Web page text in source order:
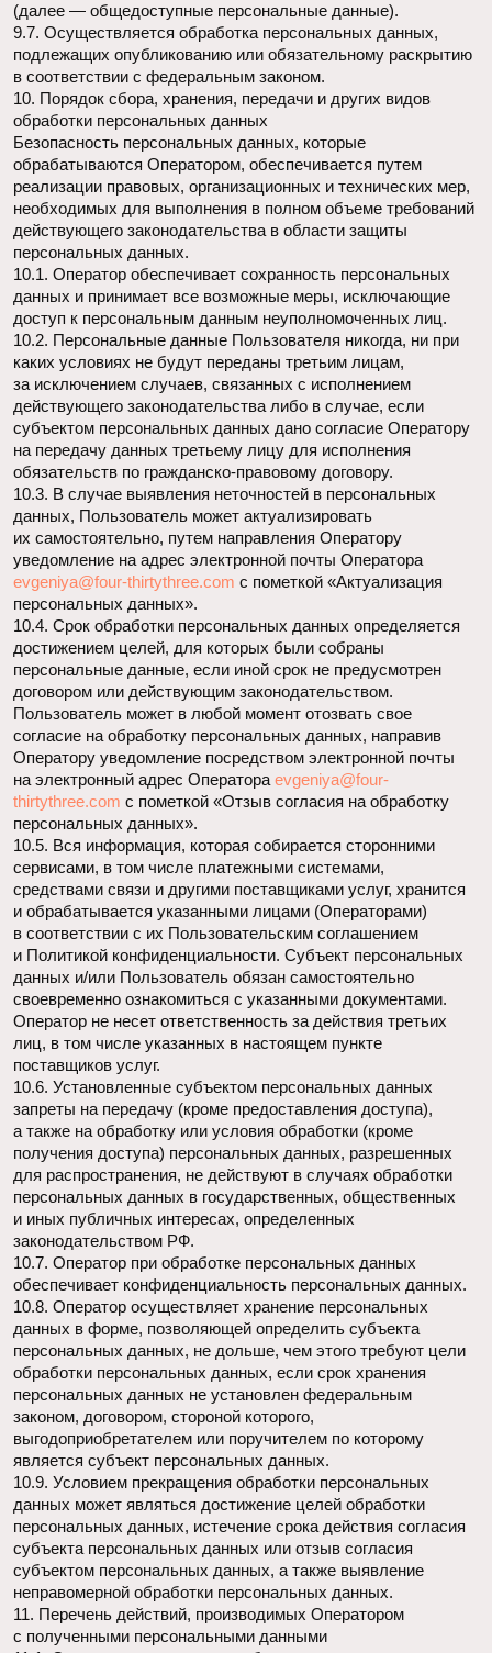
персональных данных.
12.2. Трансграничная передача персональных данных
на территории иностранных государств, не отвечающих
вышеуказанным требованиям, может осуществляться
только в случае наличия согласия в письменной форме
субъекта персональных данных на трансграничную
передачу его персональных данных и/или исполнения
договора, стороной которого является субъект
персональных данных.
13. Конфиденциальность персональных данных
Оператор и иные лица, получившие доступ к персональным
данным, обязаны не раскрывать третьим лицам
и не распространять персональные данные без согласия
субъекта персональных данных, если иное
не предусмотрено федеральным законом.
14. Заключительные положения
14.1. Пользователь может получить любые разъяснения
по интересующим вопросам, касающимся обработки его
персональных данных, обратившись к Оператору
с помощью электронной почтыevgeniya@four-
thirtythree.com.
14.2. В данном документе будут отражены любые
изменения политики обработки персональных данных
Оператором. Политика действует бессрочно до замены
ее новой версией.
14.3. Актуальная версия Политики в свободном доступе
расположена в сети Интернет по адресуfour-
thirtythree.com/contacts.